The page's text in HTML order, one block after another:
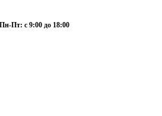
Пн-Пт: с 9:00 до 18:00